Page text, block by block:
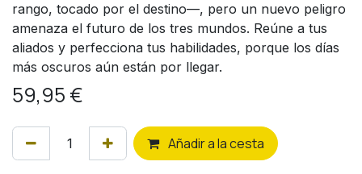
rango, tocado por el destino—, pero un nuevo peligro
amenaza el futuro de los tres mundos. Reúne a tus
aliados y perfecciona tus habilidades, porque los días
más oscuros aún están por llegar.
59,95 €
Añadir a la cesta